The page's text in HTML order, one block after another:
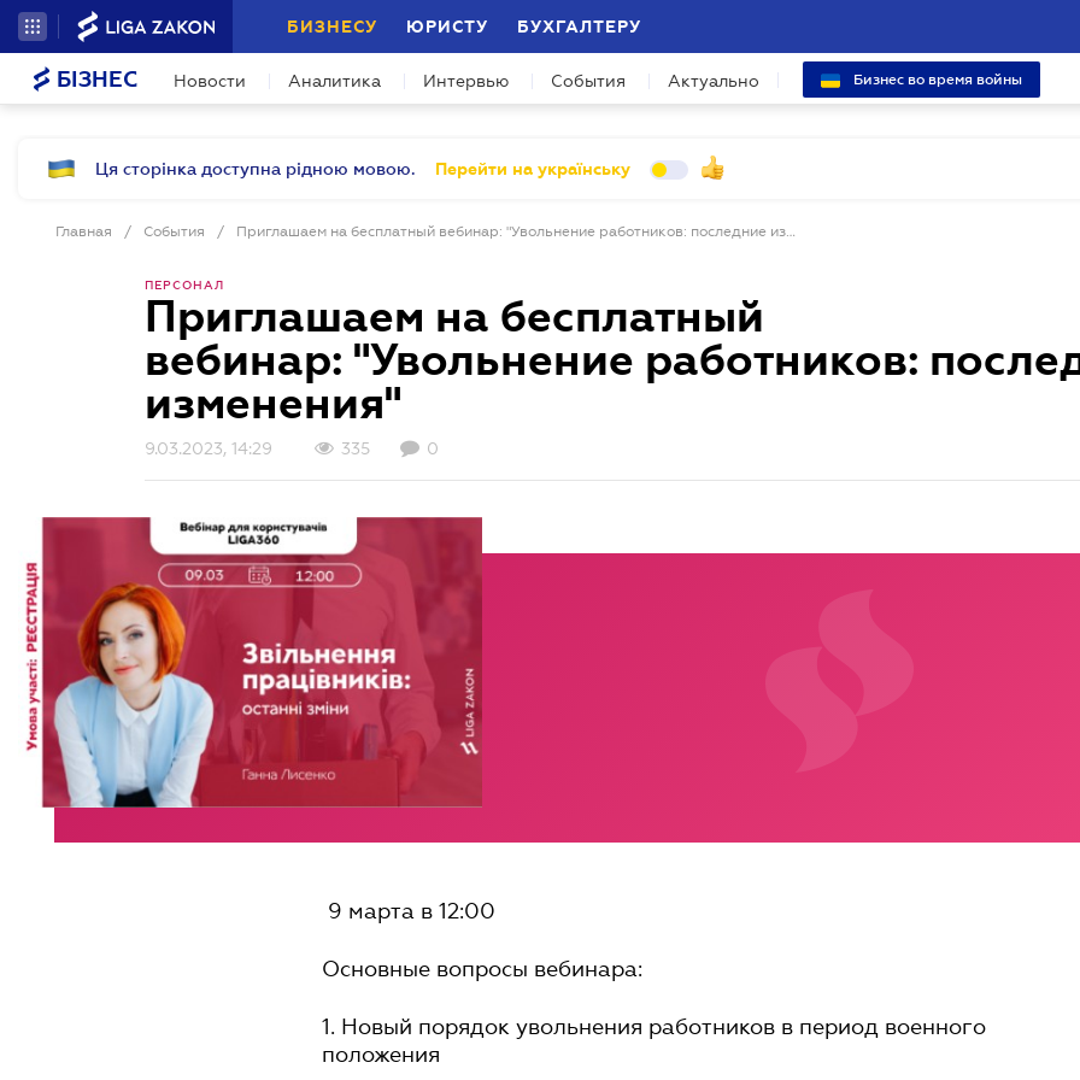
БИЗНЕСУ ЮРИСТУ БУХГАЛТЕРУ
БІЗНЕС Новости Аналитика Интервью События Актуально Бизнес во время войны
Ця сторінка доступна рідною мовою. Перейти на українську
Главная / События / Приглашаем на бесплатный вебинар: "Увольнение работников: последние изменения"
ПЕРСОНАЛ
Приглашаем на бесплатный
вебинар: "Увольнение работников:
изменения"
9.03.2023, 14:29 335 0
9 марта в 12:00
Основные вопросы вебинара:
1. Новый порядок увольнения работников в период военного
положения